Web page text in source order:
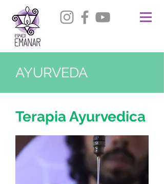
AYURVEDA
Terapia Ayurvedica